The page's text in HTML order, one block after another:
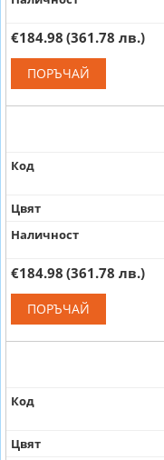
€184.98 (361.78 лв.)
ПОРЪЧАЙ
Код
Цвят
Наличност
€184.98 (361.78 лв.)
ПОРЪЧАЙ
Код
Цвят